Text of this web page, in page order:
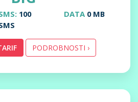
100
DATA 0 MB
PODROBNOSTI ›